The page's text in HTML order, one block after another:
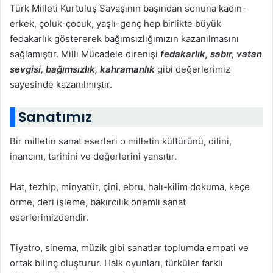
Türk Milleti Kurtuluş Savaşının başından sonuna kadın-
erkek, çoluk-çocuk, yaşlı-genç hep birlikte büyük
fedakarlık göstererek bağımsızlığımızın kazanılmasını
sağlamıştır. Milli Mücadele direnişi fedakarlık, sabır, vatan
sevgisi, bağımsızlık, kahramanlık gibi değerlerimiz
sayesinde kazanılmıştır.
Sanatımız
Bir milletin sanat eserleri o milletin kültürünü, dilini,
inancını, tarihini ve değerlerini yansıtır.
Hat, tezhip, minyatür, çini, ebru, halı-kilim dokuma, keçe
örme, deri işleme, bakırcılık önemli sanat
eserlerimizdendir.
Tiyatro, sinema, müzik gibi sanatlar toplumda empati ve
ortak bilinç oluşturur. Halk oyunları, türküler farklı